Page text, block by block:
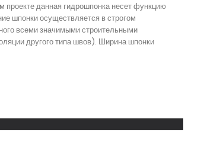
проекте данная гидрошпонка несет функцию
шпонки осуществляется в строгом
всеми значимыми строительными
другого типа швов). Ширина шпонки